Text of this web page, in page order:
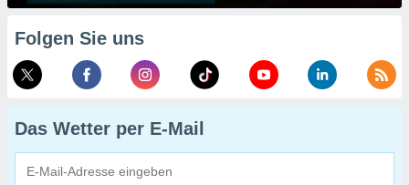
Folgen Sie uns
Das Wetter per E-Mail